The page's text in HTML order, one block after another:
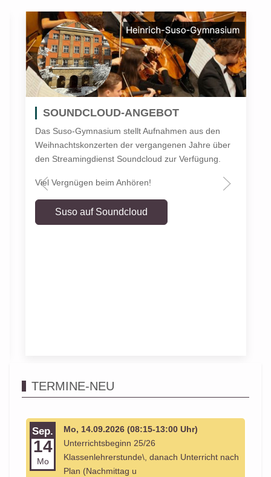
SOUNDCLOUD-ANGEBOT
Das Suso-Gymnasium stellt Aufnahmen aus den
Weihnachtskonzerten der vergangenen Jahre über
den Streamingdienst Soundcloud zur Verfügung.
Viel Vergnügen beim Anhören!
Suso auf Soundcloud
TERMINE-NEU
Sep.
14
Mo
Mo, 14.09.2026 (08:15-13:00 Uhr)
Unterrichtsbeginn 25/26
Klassenlehrerstunde\, danach Unterricht nach
Plan (Nachmittag u